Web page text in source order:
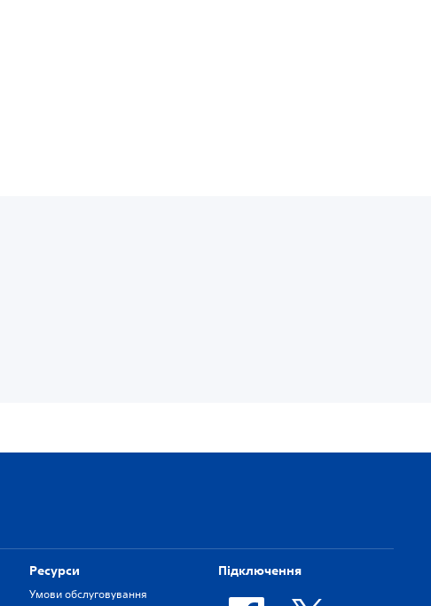
Ресурси
Умови обслуговування
Підключення